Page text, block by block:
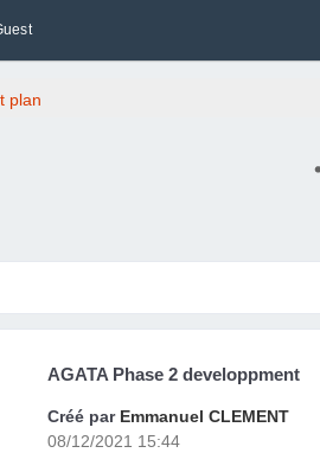
plan
AGATA Phase 2 developpment
Créé par Emmanuel CLEMENT
08/12/2021 15:44